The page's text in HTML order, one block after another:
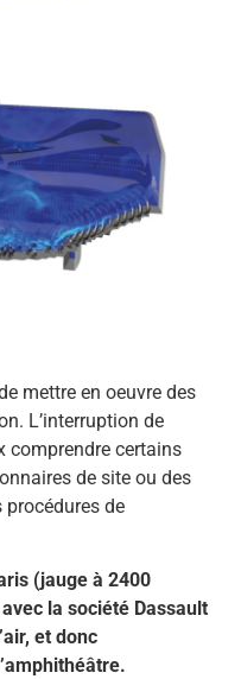
mettre en oeuvre des
L’interruption de
comprendre certains
de site ou des
de
(jauge à 2400
la société Dassault
et donc